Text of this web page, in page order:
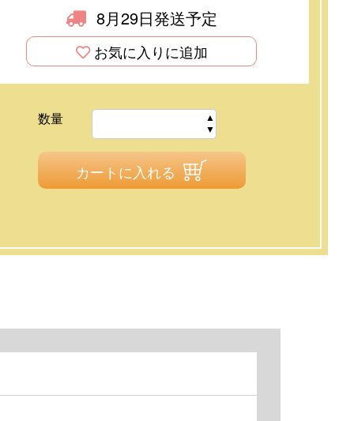
8月29日発送予定
お気に入りに追加
数量
カートに入れる